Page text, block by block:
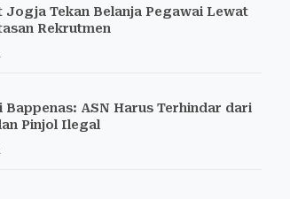
Jogja Tekan Belanja Pegawai Lewat
Rekrutmen
Bappenas: ASN Harus Terhindar dari
Pinjol Ilegal